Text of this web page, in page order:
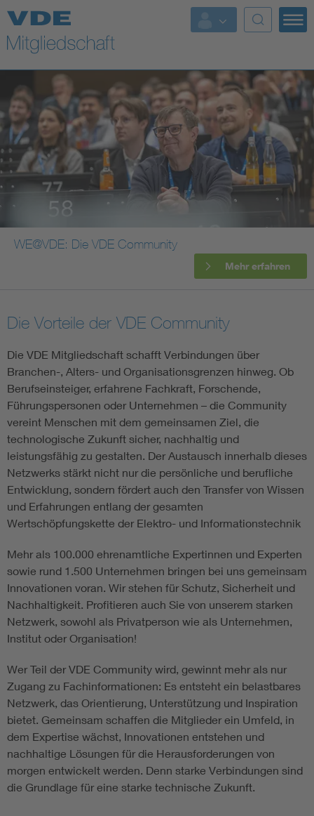
Top Themen
Fokusthemen
Energy
AI & Digital Trust
Health
Mobility
Electromobility
Energy efficiency
Energy storage
Functional safety
WE@VDE: Die VDE Community
Mehr erfahren
Die Vorteile der VDE Community
Die VDE Mitgliedschaft schafft Verbindungen über
Branchen-, Alters- und Organisationsgrenzen hinweg. Ob
Berufseinsteiger, erfahrene Fachkraft, Forschende,
Führungspersonen oder Unternehmen – die Community
vereint Menschen mit dem gemeinsamen Ziel, die
technologische Zukunft sicher, nachhaltig und
leistungsfähig zu gestalten. Der Austausch innerhalb dieses
Netzwerks stärkt nicht nur die persönliche und berufliche
Entwicklung, sondern fördert auch den Transfer von Wissen
und Erfahrungen entlang der gesamten
Wertschöpfungskette der Elektro- und Informationstechnik
Mehr als 100.000 ehrenamtliche Expertinnen und Experten
sowie rund 1.500 Unternehmen bringen bei uns gemeinsam
Innovationen voran. Wir stehen für Schutz, Sicherheit und
Nachhaltigkeit. Profitieren auch Sie von unserem starken
Netzwerk, sowohl als Privatperson wie als Unternehmen,
Institut oder Organisation!
Wer Teil der VDE Community wird, gewinnt mehr als nur
Zugang zu Fachinformationen: Es entsteht ein belastbares
Netzwerk, das Orientierung, Unterstützung und Inspiration
bietet. Gemeinsam schaffen die Mitglieder ein Umfeld, in
dem Expertise wächst, Innovationen entstehen und
nachhaltige Lösungen für die Herausforderungen von
morgen entwickelt werden. Denn starke Verbindungen sind
die Grundlage für eine starke technische Zukunft.